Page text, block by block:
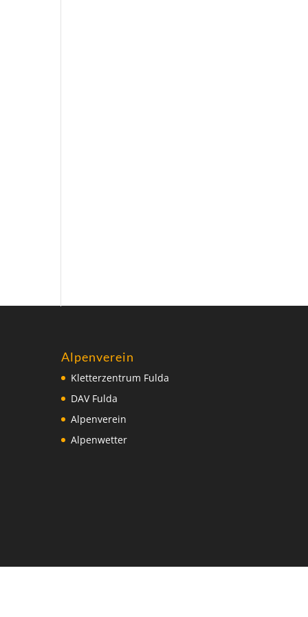
Alpenverein
Kletterzentrum Fulda
DAV Fulda
Alpenverein
Alpenwetter